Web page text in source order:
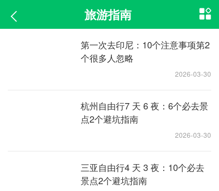
旅游指南
第一次去印尼：10个注意事项第2
个很多人忽略
2026-03-30
杭州自由行7 天 6 夜：6个必去景
点2个避坑指南
2026-03-30
三亚自由行4 天 3 夜：10个必去
景点2个避坑指南